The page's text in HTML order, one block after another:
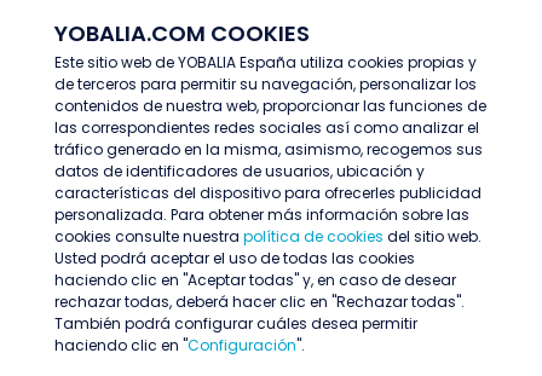
YOBALIA.COM COOKIES
Este sitio web de YOBALIA España utiliza cookies propias y
de terceros para permitir su navegación, personalizar los
contenidos de nuestra web, proporcionar las funciones de
las correspondientes redes sociales así como analizar el
tráfico generado en la misma, asimismo, recogemos sus
datos de identificadores de usuarios, ubicación y
características del dispositivo para ofrecerles publicidad
personalizada. Para obtener más información sobre las
cookies consulte nuestra política de cookies del sitio web.
Usted podrá aceptar el uso de todas las cookies
haciendo clic en "Aceptar todas" y, en caso de desear
rechazar todas, deberá hacer clic en "Rechazar todas".
También podrá configurar cuáles desea permitir
haciendo clic en "Configuración".
Últimas ofertas
Oferta no encontrada o ha finalizado su
proceso de selección